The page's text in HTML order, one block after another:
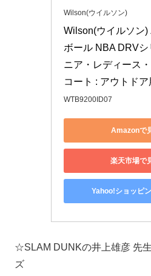
Wilson(ウイルソン)
Wilson(ウイルソン)
ボール NBA DRVシ
ニア・レディース
コート : アウトドア
WTB9200ID07
Amazonで
楽天市場で
Yahoo!ショッピ
☆SLAM DUNKの井上雄彦 先
ズ